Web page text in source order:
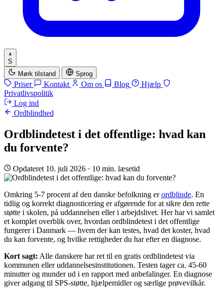
S
Mørk tilstand
Sprog
Priser Kontakt Om os Blog
Hjælp
Privatlivspolitik
Log ind
Ordblindhed
Ordblindetest i det offentlige: hvad kan
du forvente?
Opdateret 10. juli 2026 · 10 min. læsetid
Omkring 5-7 procent af den danske befolkning erordblinde. En
tidlig og korrekt diagnosticering er afgørende for at sikre den rette
støtte i skolen, på uddannelsen eller i arbejdslivet. Her har vi samlet
et komplet overblik over, hvordan ordblindetest i det offentlige
fungerer i Danmark — hvem der kan testes, hvad det koster, hvad
du kan forvente, og hvilke rettigheder du har efter en diagnose.
Kort sagt: Alle danskere har ret til en gratis ordblindetest via
kommunen eller uddannelsesinstitutionen. Testen tager ca. 45-60
minutter og munder ud i en rapport med anbefalinger. En diagnose
giver adgang til SPS-støtte, hjælpemidler og særlige prøvevilkår.